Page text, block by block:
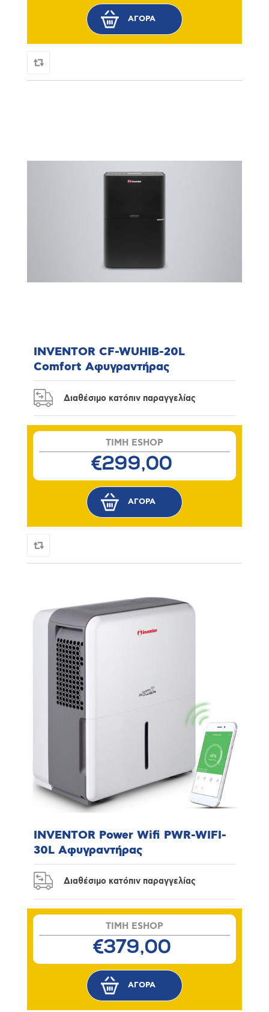
INVENTOR CF-WUHIB-20L
Comfort Αφυγραντήρας
Διαθέσιμο κατόπιν παραγγελίας
TIMH ESHOP
€299,00
INVENTOR Power Wifi PWR-WIFI-
30L Αφυγραντήρας
Διαθέσιμο κατόπιν παραγγελίας
TIMH ESHOP
€379,00